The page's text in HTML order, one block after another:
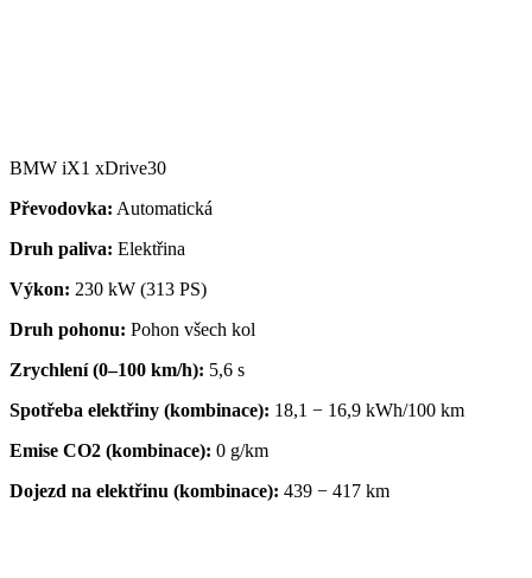
BMW iX1 xDrive30
Převodovka: Automatická
Druh paliva: Elektřina
Výkon: 230 kW (313 PS)
Druh pohonu: Pohon všech kol
Zrychlení (0–100 km/h): 5,6 s
Spotřeba elektřiny (kombinace): 18,1 − 16,9 kWh/100 km
Emise CO2 (kombinace): 0 g/km
Dojezd na elektřinu (kombinace): 439 − 417 km